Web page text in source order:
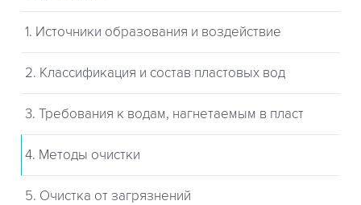
1. Источники образования и воздействие
2. Классификация и состав пластовых вод
3. Требования к водам, нагнетаемым в пласт
4. Методы очистки
5. Очистка от загрязнений